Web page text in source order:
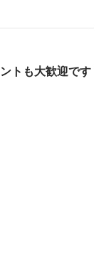
トも大歓迎です